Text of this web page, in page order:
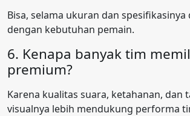
Bisa, selama ukuran dan spesifikasinya
dengan kebutuhan pemain.
6. Kenapa banyak tim
premium?
Karena kualitas suara, ketahanan, dan
visualnya lebih mendukung performa